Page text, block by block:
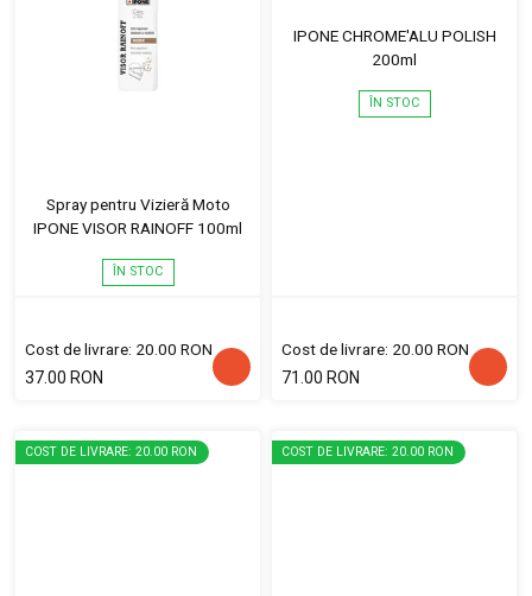
Spray pentru Vizieră Moto
IPONE VISOR RAINOFF 100ml
ÎN STOC
Cost de livrare: 20.00 RON
37.00 RON
IPONE CHROME'ALU POLISH
200ml
ÎN STOC
Cost de livrare: 20.00 RON
71.00 RON
COST DE LIVRARE: 20.00 RON COST DE LIVRARE: 20.00 RON